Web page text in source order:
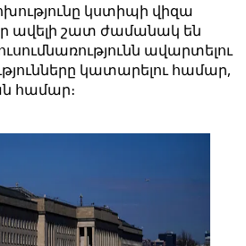
կստիպի վիզա
ավելի շատ ժամանակ են
ավարտելու
կատարելու համար,
համար։